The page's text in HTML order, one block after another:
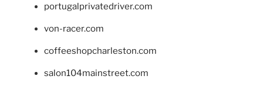
portugalprivatedriver.com
von-racer.com
coffeeshopcharleston.com
salon104mainstreet.com